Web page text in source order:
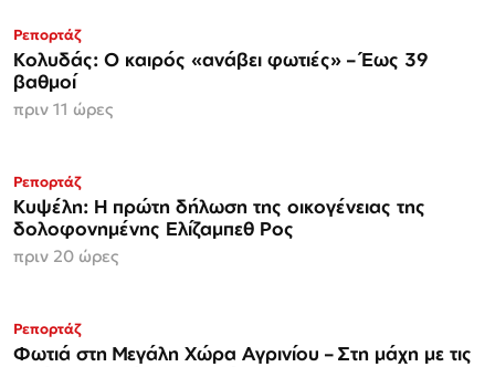
Ρεπορτάζ
Κολυδάς: Ο καιρός «ανάβει φωτιές» – Έως 39
βαθμοί
πριν 11 ώρες
Ρεπορτάζ
Κυψέλη: Η πρώτη δήλωση της οικογένειας της
δολοφονημένης Ελίζαμπεθ Ρος
πριν 20 ώρες
Ρεπορτάζ
Φωτιά στη Μεγάλη Χώρα Αγρινίου – Στη μάχη με τις